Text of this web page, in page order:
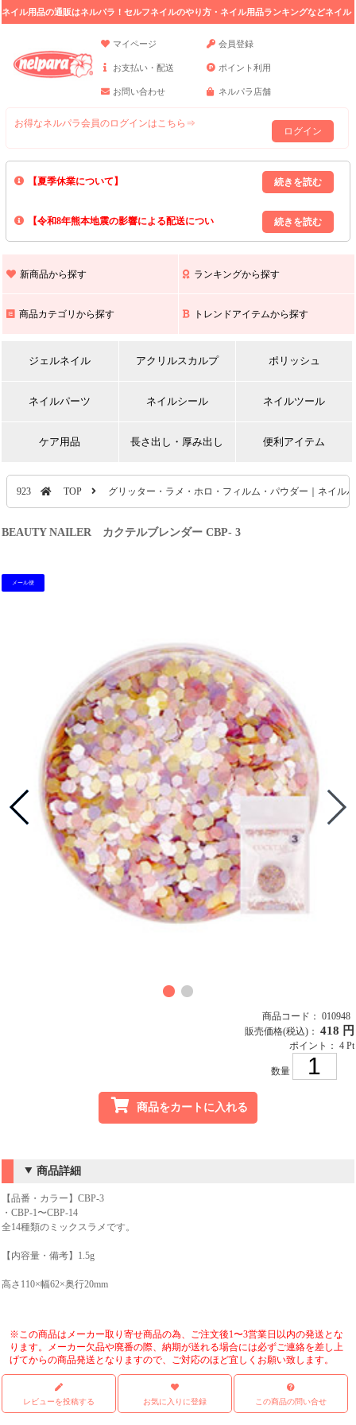
ネイル用品の通販はネルパラ！セルフネイルのやり方・ネイル用品ランキングなどネイル
マイページ
会員登録
お支払い・配送 ポイント利用
お問い合わせ ネルパラ店舗
お得なネルパラ会員のログインはこちら⇒
ログイン
【夏季休業について】
8/13(木)～8/16(日)の間｢出荷業務・お問い合わせ業務｣はお休みいたしま
上記期間中のご注文・お問い合わせは8/17(月)以降の対応となりますので
【令和8年熊本地震の影響による配送につい
また､ 九州全域でお荷物のお届けに遅延が生じております｡
新商品から探す ランキングから探す
商品カテゴリから探す トレンドアイテムから探す
ジェルネイル アクリルスカルプ ポリッシュ
ネイルパーツ ネイルシール ネイルツール
ケア用品 長さ出し・厚み出し 便利アイテム
923 TOP グリッター・ラメ・ホロ・フィルム・パウダー｜ネイル
BEAUTY NAILER カクテルブレンダー CBP- 3
メール便
商品コード： 010948
販売価格(税込)： 418 円
ポイント： 4 Pt
数量
商品をカートに入れる
商品詳細
【品番・カラー】CBP-3
・CBP-1〜CBP-14
全14種類のミックスラメです。
【内容量・備考】1.5g
高さ110×幅62×奥行20mm
※この商品はメーカー取り寄せ商品の為、ご注文後1〜3営業日以内の発送とな
ります。メーカー欠品や廃番の際、納期が送れる場合には必ずご連絡を差し上
げてからの商品発送となりますので、ご対応のほど宜しくお願い致します。
レビューを投稿する お気に入りに登録 この商品の問い合せ